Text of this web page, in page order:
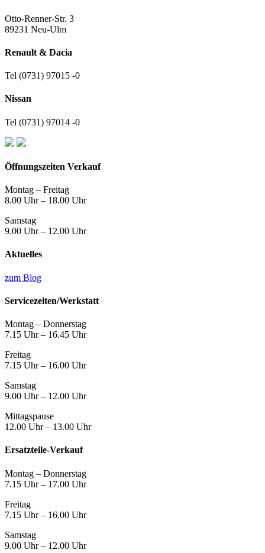
Otto-Renner-Str. 3
89231 Neu-Ulm
Renault & Dacia
Tel (0731) 97015 -0
Nissan
Tel (0731) 97014 -0
Öffnungszeiten Verkauf
Montag – Freitag
8.00 Uhr – 18.00 Uhr
Samstag
9.00 Uhr – 12.00 Uhr
Aktuelles
zum Blog
Servicezeiten/Werkstatt
Montag – Donnerstag
7.15 Uhr – 16.45 Uhr
Freitag
7.15 Uhr – 16.00 Uhr
Samstag
9.00 Uhr – 12.00 Uhr
Mittagspause
12.00 Uhr – 13.00 Uhr
Ersatzteile-Verkauf
Montag – Donnerstag
7.15 Uhr – 17.00 Uhr
Freitag
7.15 Uhr – 16.00 Uhr
Samstag
9.00 Uhr – 12.00 Uhr